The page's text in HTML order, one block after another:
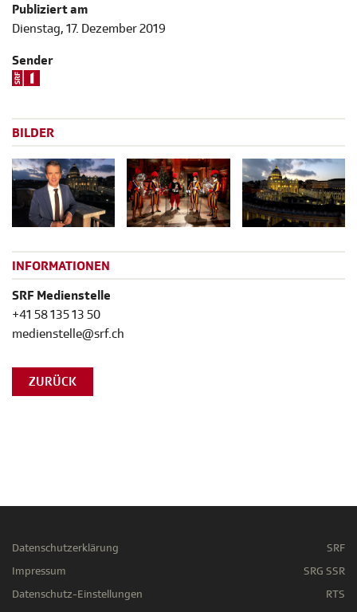
Publiziert am
Dienstag, 17. Dezember 2019
Sender
BILDER
INFORMATIONEN
SRF Medienstelle
+41 58 135 13 50
medienstelle@srf.ch
ZURÜCK
Datenschutzerklärung
Impressum
Datenschutz-Einstellungen
SRF
SRG SSR
RTS